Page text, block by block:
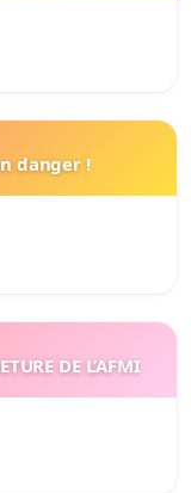
danger !
DE L’AFMI